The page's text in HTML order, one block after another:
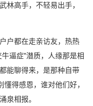
林高手，不轻易出手，
户都在走亲访友，热热
逼症”潜质，人缘那是相
能聊得来，是那种自带
懂得感恩，谁对他们好，
泉相报。